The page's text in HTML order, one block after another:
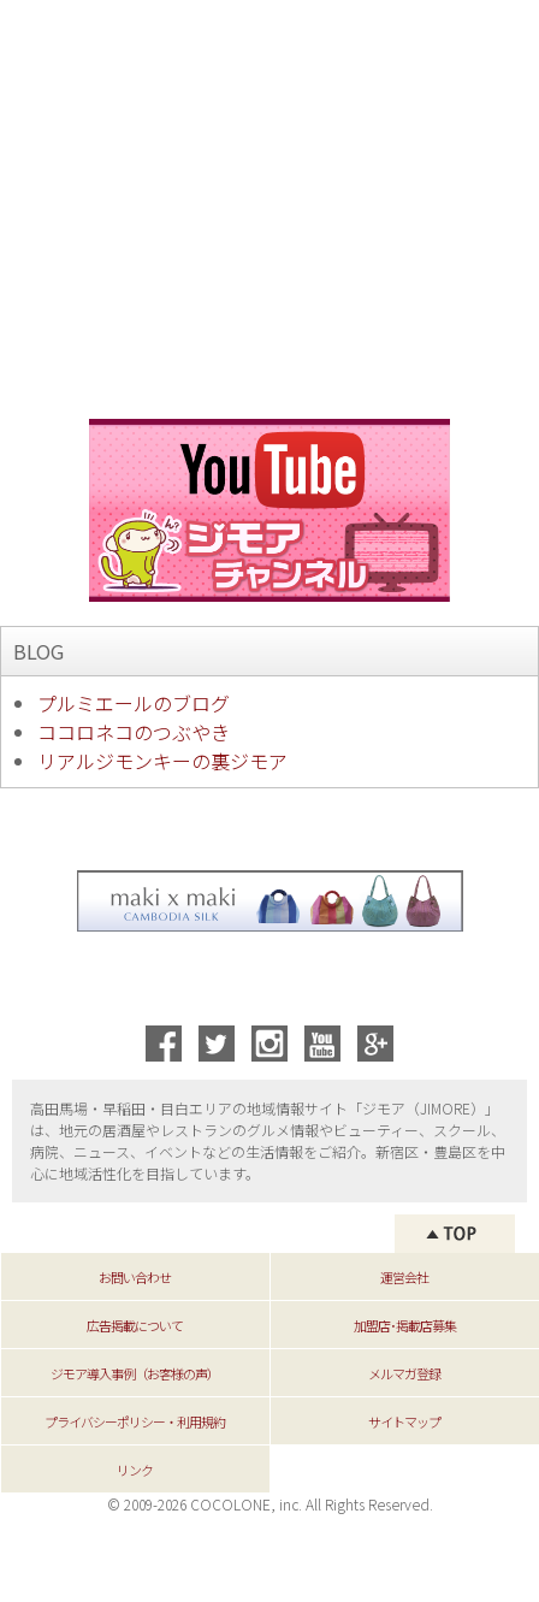
BLOG
プルミエールのブログ
ココロネコのつぶやき
リアルジモンキーの裏ジモア
高田馬場・早稲田・目白エリアの地域情報サイト「ジモア（JIMORE）」
は、地元の居酒屋やレストランのグルメ情報やビューティー、
スクール、
病院、ニュース、イベントなどの生活情報をご紹介。新宿区・ 豊島区を中
心に地域活性化を目指しています。
お問い合わせ 運営会社
広告掲載について 加盟店･掲載店募集
ジモア導入事例（お客様の声） メルマガ登録
プライバシーポリシー・利用規約 サイトマップ
リンク
© 2009-2026 COCOLONE, inc. All Rights Reserved.